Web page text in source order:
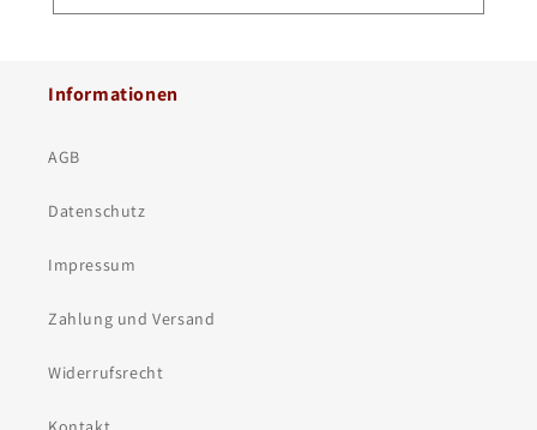
Informationen
AGB
Datenschutz
Impressum
Zahlung und Versand
Widerrufsrecht